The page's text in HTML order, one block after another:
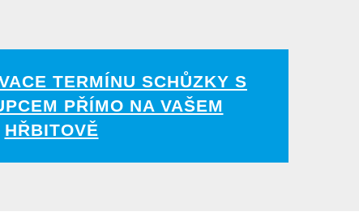
TERMÍNU SCHŮZKY S
PŘÍMO NA VAŠEM
HŘBITOVĚ